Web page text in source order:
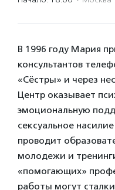
В 1996 году Мария
консультантов
«Сёстры» и через
Центр оказывает
эмоциональную
сексуальное
проводит
молодежи и
«помогающих»
работы могут